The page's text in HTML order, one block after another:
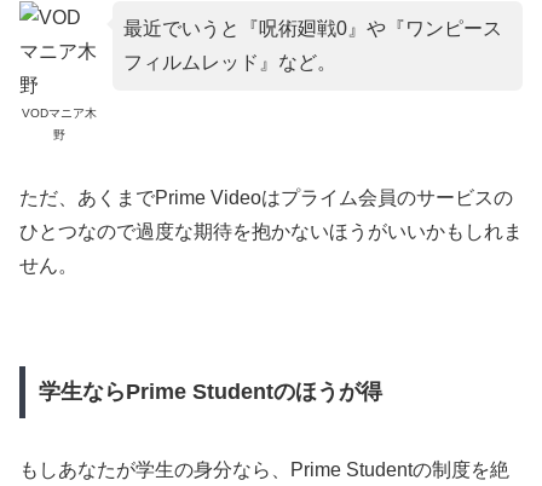
VODマニア木
野
最近でいうと『呪術廻戦0』や『ワンピース
フィルムレッド』など。
ただ、あくまでPrime Videoはプライム会員のサービスの
ひとつなので過度な期待を抱かないほうがいいかもしれま
せん。
学生ならPrime Studentのほうが得
もしあなたが学生の身分なら、Prime Studentの制度を絶